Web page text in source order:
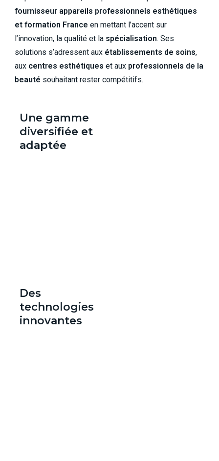
fournisseur appareils professionnels esthétiques
et formation France en mettant l’accent sur
l’innovation, la qualité et la spécialisation. Ses
solutions s’adressent aux établissements de soins,
aux centres esthétiques et aux professionnels de la
beauté souhaitant rester compétitifs.
Une gamme
diversifiée et
adaptée
Des
technologies
innovantes